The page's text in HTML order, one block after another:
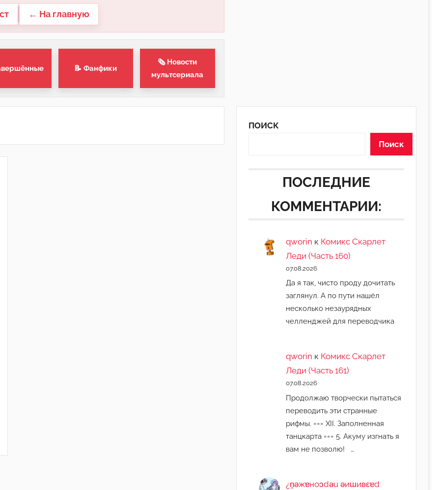
← На главную
📝 Фанфики
🗞 Новости
мультсериала
ПОИСК
Поиск
ПОСЛЕДНИЕ
КОММЕНТАРИИ:
qworin к Комикс Скарлет
Леди (Часть 160)
07.08.2026
Да я так, чисто проду дочитать
заглянул. А по пути нашёл
несколько незаурядных
челленджей для переводчика
qworin к Комикс Скарлет
Леди (Часть 161)
07.08.2026
Продолжаю творчески пытаться
переводить эти странные
рифмы. === XII. Заполненная
танцкарта === 5. Акуму изгнать я
вам не позволю! …
¿n̯ǝжɐноɔdǝu ǝиɯиʚεɐd